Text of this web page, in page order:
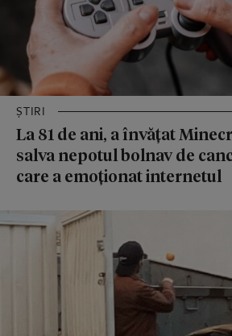
ȘTIRI
La 81 de ani, a învățat
salva nepotul bolnav de
care a emoționat internetul